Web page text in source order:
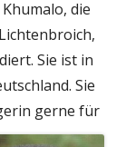
die
Sie ist in
Sie
erin gerne für